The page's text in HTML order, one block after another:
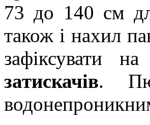
73 до 140 см
також і нахил
зафіксувати
затискачів.